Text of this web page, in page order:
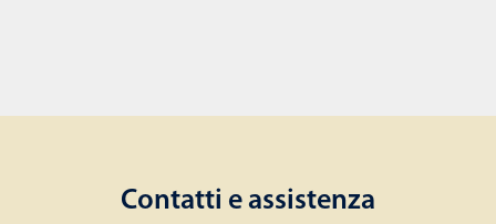
Contatti e assistenza